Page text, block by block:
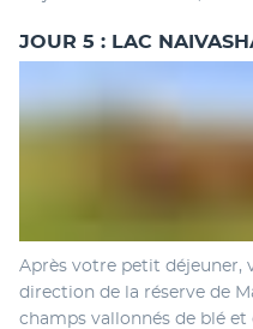
JOUR 5 : LAC
Après votre petit déjeuner,
direction de la réserve de
champs vallonnés de blé et